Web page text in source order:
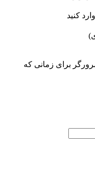
کنید
برای زمانی که